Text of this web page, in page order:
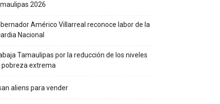
2026
Américo Villarreal reconoce labor de la
Nacional
Tamaulipas por la reducción de los niveles
pobreza extrema
aliens para vender